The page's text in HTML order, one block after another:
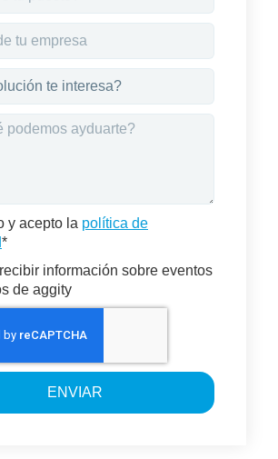
y acepto la política de
*
información sobre eventos
de aggity
ENVIAR